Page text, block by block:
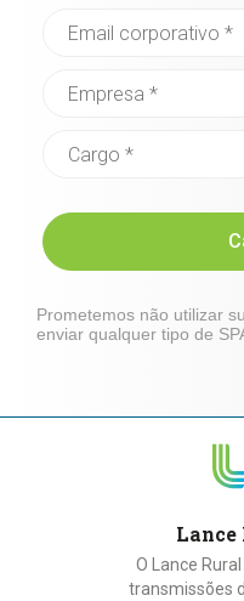
Prometemos não utilizar
enviar qualquer tipo de
Lance
O Lance
transmissões